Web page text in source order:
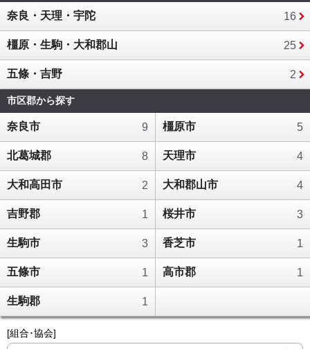
奈良・天理・宇陀 16
橿原・生駒・大和郡山 25
五條・吉野 2
市区郡から探す
奈良市 9 橿原市 5
北葛城郡 8 天理市 4
大和高田市 2 大和郡山市 4
吉野郡 1 桜井市 3
生駒市 3 香芝市 1
五條市 1 高市郡 1
生駒郡 1
[組合･協会]